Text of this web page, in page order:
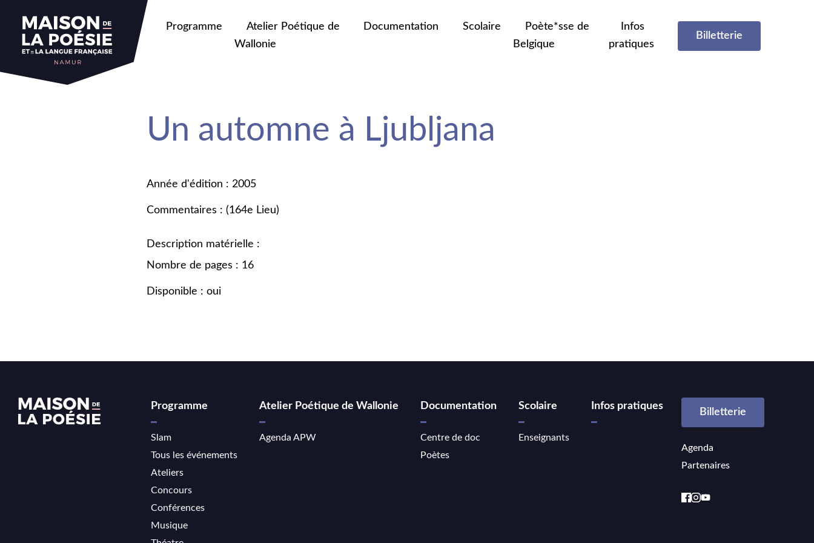
Programme
Atelier Poétique de
Wallonie
Documentation Scolaire
Poète*sse de
Belgique
Infos
pratiques
Billetterie
Un automne à Ljubljana
Année d'édition : 2005
Commentaires : (164e Lieu)
Description matérielle :
Nombre de pages : 16
Disponible : oui
Programme
Slam
Tous les événements
Ateliers
Concours
Conférences
Musique
Atelier Poétique de Wallonie
Agenda APW
Documentation
Centre de doc
Poètes
Scolaire
Enseignants
Infos pratiques
Billetterie
Agenda
Partenaires